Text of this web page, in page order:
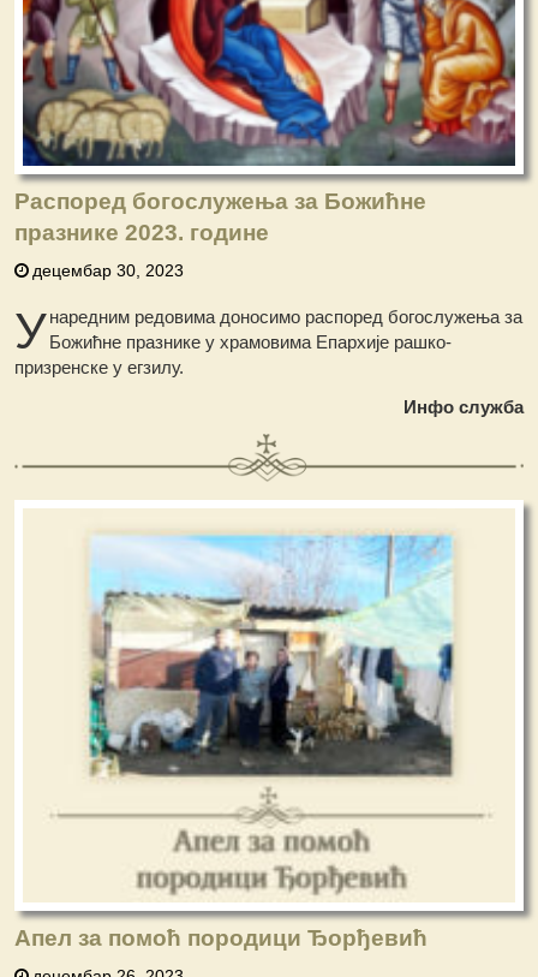
Распоред богослужења за Божићне
празнике 2023. године
децембар 30, 2023
Унаредним редовима доносимо распоред богослужења за
Божићне празнике у храмовима Епархије рашко-
призренске у егзилу.
Инфо служба
Апел за помоћ породици Ђорђевић